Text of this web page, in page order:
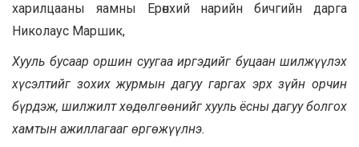
харилцааны яамны Ерөнхий нарийн бичгийн дарга
Николаус Маршик,
Хууль бусаар оршин суугаа иргэдийг буцаан шилжүүлэх
хүсэлтийг зохих журмын дагуу гаргах эрх зүйн орчин
бүрдэж, шилжилт хөдөлгөөнийг хууль ёсны дагуу болгох
хамтын ажиллагааг өргөжүүлнэ.